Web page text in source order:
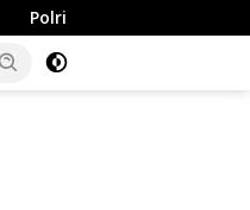
Titik Sumur Bor untuk